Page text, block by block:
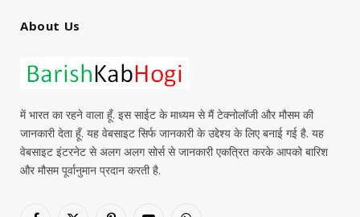
About Us
में भारत का रहने वाला हूँ. इस साईट के माध्यम से मैं टेक्नोलॉजी और मौसम की
जानकारी देता हूँ. यह वेबसाइट सिर्फ जानकारी के उद्देश्य के लिए बनाई गई है. यह
वेबसाइट इंटरनेट से अलग अलग सोर्स से जानकारी एकत्रित करके आपको बारिश
और मौसम पूर्वानुमान प्रदान करती है.